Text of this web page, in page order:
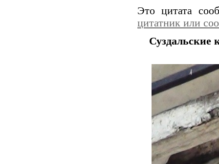
Это цитата
цитатник или
Суздальские